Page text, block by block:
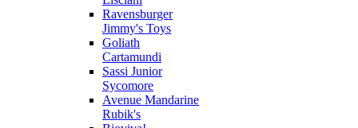
Ravensburger
Jimmy's Toys
Goliath
Cartamundi
Sassi Junior
Sycomore
Avenue Mandarine
Rubik's